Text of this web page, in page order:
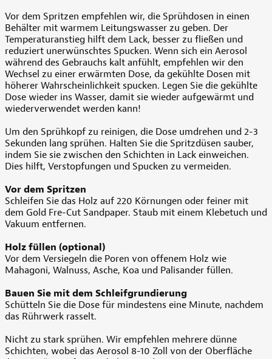
Vor dem Spritzen empfehlen wir, die Sprühdosen in einen
Behälter mit warmem Leitungswasser zu geben. Der
Temperaturanstieg hilft dem Lack, besser zu fließen und
reduziert unerwünschtes Spucken. Wenn sich ein Aerosol
während des Gebrauchs kalt anfühlt, empfehlen wir den
Wechsel zu einer erwärmten Dose, da gekühlte Dosen mit
höherer Wahrscheinlichkeit spucken. Legen Sie die gekühlte
Dose wieder ins Wasser, damit sie wieder aufgewärmt und
wiederverwendet werden kann!
Um den Sprühkopf zu reinigen, die Dose umdrehen und 2-3
Sekunden lang sprühen. Halten Sie die Spritzdüsen sauber,
indem Sie sie zwischen den Schichten in Lack einweichen.
Dies hilft, Verstopfungen und Spucken zu vermeiden.
Vor dem Spritzen
Schleifen Sie das Holz auf 220 Körnungen oder feiner mit
dem Gold Fre-Cut Sandpaper. Staub mit einem Klebetuch und
Vakuum entfernen.
Holz füllen (optional)
Vor dem Versiegeln die Poren von offenem Holz wie
Mahagoni, Walnuss, Asche, Koa und Palisander füllen.
Bauen Sie mit dem Schleifgrundierung
Schütteln Sie die Dose für mindestens eine Minute, nachdem
das Rührwerk rasselt.
Nicht zu stark sprühen. Wir empfehlen mehrere dünne
Schichten, wobei das Aerosol 8-10 Zoll von der Oberfläche